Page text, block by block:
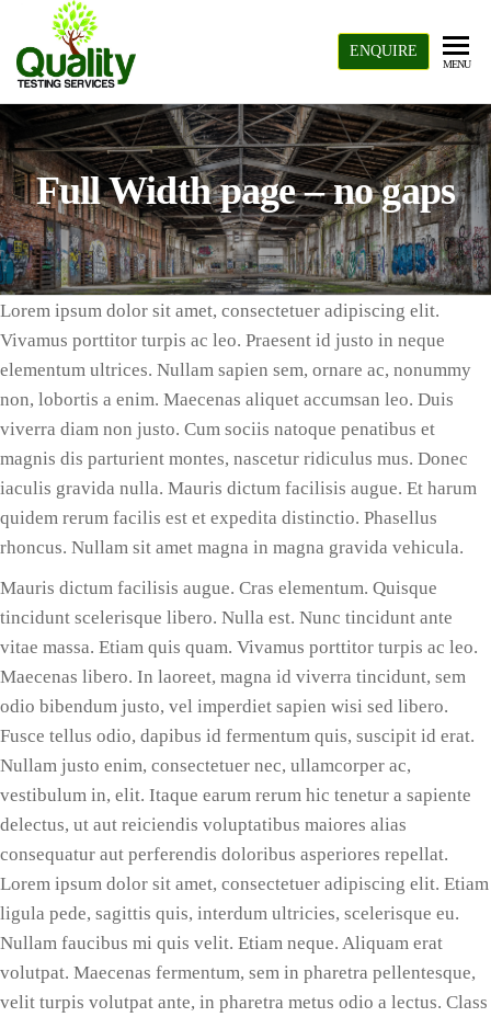
the
content
Testing
Services
ENQUIRE
MENU
Full Width page – no gaps
Lorem ipsum dolor sit amet, consectetuer adipiscing elit.
Vivamus porttitor turpis ac leo. Praesent id justo in neque
elementum ultrices. Nullam sapien sem, ornare ac, nonummy
non, lobortis a enim. Maecenas aliquet accumsan leo. Duis
viverra diam non justo. Cum sociis natoque penatibus et
magnis dis parturient montes, nascetur ridiculus mus. Donec
iaculis gravida nulla. Mauris dictum facilisis augue. Et harum
quidem rerum facilis est et expedita distinctio. Phasellus
rhoncus. Nullam sit amet magna in magna gravida vehicula.
Mauris dictum facilisis augue. Cras elementum. Quisque
tincidunt scelerisque libero. Nulla est. Nunc tincidunt ante
vitae massa. Etiam quis quam. Vivamus porttitor turpis ac leo.
Maecenas libero. In laoreet, magna id viverra tincidunt, sem
odio bibendum justo, vel imperdiet sapien wisi sed libero.
Fusce tellus odio, dapibus id fermentum quis, suscipit id erat.
Nullam justo enim, consectetuer nec, ullamcorper ac,
vestibulum in, elit. Itaque earum rerum hic tenetur a sapiente
delectus, ut aut reiciendis voluptatibus maiores alias
consequatur aut perferendis doloribus asperiores repellat.
Lorem ipsum dolor sit amet, consectetuer adipiscing elit. Etiam
ligula pede, sagittis quis, interdum ultricies, scelerisque eu.
Nullam faucibus mi quis velit. Etiam neque. Aliquam erat
volutpat. Maecenas fermentum, sem in pharetra pellentesque,
velit turpis volutpat ante, in pharetra metus odio a lectus. Class